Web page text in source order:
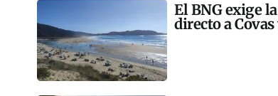
El BNG exige
directo a